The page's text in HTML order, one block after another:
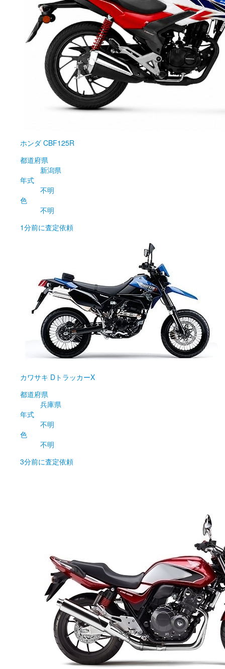
ホンダ CBF125R
都道府県
新潟県
年式
不明
色
不明
1分前に査定依頼
カワサキ DトラッカーX
都道府県
兵庫県
年式
不明
色
不明
3分前に査定依頼